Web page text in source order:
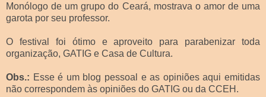
Monólogo de um grupo do Ceará, mostrava o amor de uma
garota por seu professor.
O festival foi ótimo e aproveito para parabenizar toda
organização, GATIG e Casa de Cultura.
Obs.: Esse é um blog pessoal e as opiniões aqui emitidas
não correspondem às opiniões do GATIG ou da CCEH.